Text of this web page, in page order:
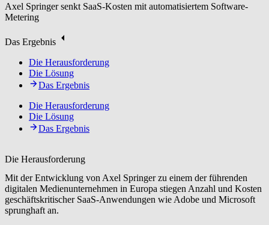
Axel Springer senkt SaaS-Kosten mit automatisiertem Software-
Metering
Das Ergebnis
Die Herausforderung
Die Lösung
Das Ergebnis
Die Herausforderung
Die Lösung
Das Ergebnis
Die Herausforderung
Mit der Entwicklung von Axel Springer zu einem der führenden
digitalen Medienunternehmen in Europa stiegen Anzahl und Kosten
geschäftskritischer SaaS-Anwendungen wie Adobe und Microsoft
sprunghaft an.